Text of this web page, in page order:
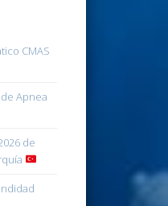
CMAS
Apnea
de